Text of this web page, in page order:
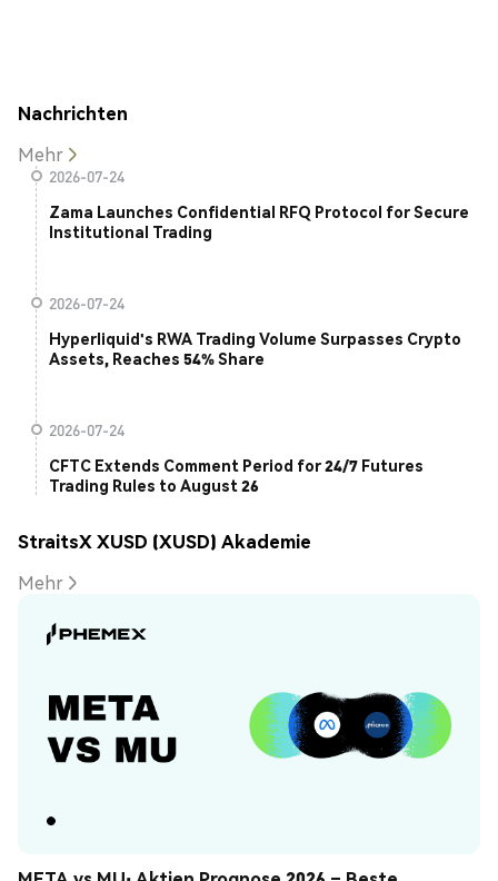
Nachrichten
Mehr
2026-07-24
Zama Launches Confidential RFQ Protocol for Secure
Institutional Trading
2026-07-24
Hyperliquid's RWA Trading Volume Surpasses Crypto
Assets, Reaches 54% Share
2026-07-24
CFTC Extends Comment Period for 24/7 Futures
Trading Rules to August 26
StraitsX XUSD (XUSD) Akademie
Mehr